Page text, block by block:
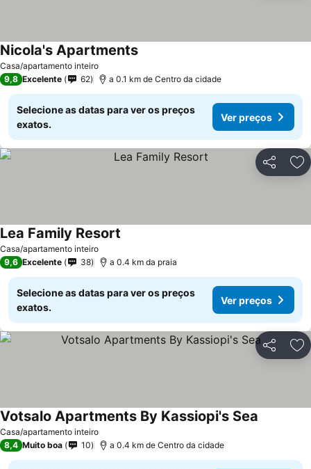
Casa/apartamento inteiro
Nicola's Apartments
9,8 Excelente 62 a 0.1 km de Centro da cidade
Selecione as datas para ver os preços
exatos.
Ver preços
Partilhar
Casa/apartamento inteiro
Lea Family Resort
9,6 Excelente 38 a 0.4 km da praia
Selecione as datas para ver os preços
exatos.
Ver preços
Partilhar
Casa/apartamento inteiro
Votsalo Apartments By Kassiopi's Sea
8,4 Muito boa 10 a 0.4 km de Centro da cidade